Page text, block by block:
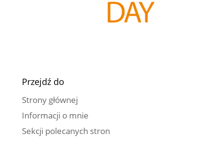
Przejdź do
Strony głównej
Informacji o mnie
Sekcji polecanych stron